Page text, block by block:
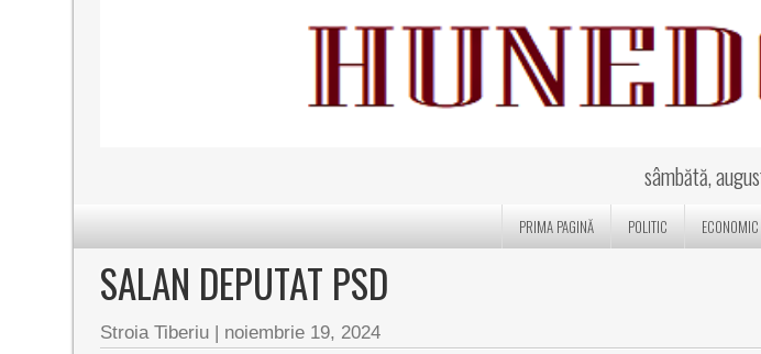
sâmbătă,
PRIMA PAGINĂ POLITIC ECONOMIC
SALAN DEPUTAT PSD
Stroia Tiberiu | noiembrie 19, 2024